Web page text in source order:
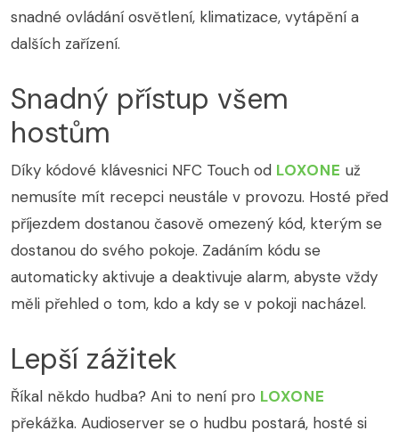
snadné ovládání osvětlení, klimatizace, vytápění a
dalších zařízení.
Snadný přístup všem
hostům
Díky kódové klávesnici NFC Touch od LOXONE už
nemusíte mít recepci neustále v provozu. Hosté před
příjezdem dostanou časově omezený kód, kterým se
dostanou do svého pokoje. Zadáním kódu se
automaticky aktivuje a deaktivuje alarm, abyste vždy
měli přehled o tom, kdo a kdy se v pokoji nacházel.
Lepší zážitek
Říkal někdo hudba? Ani to není pro LOXONE
překážka. Audioserver se o hudbu postará, hosté si